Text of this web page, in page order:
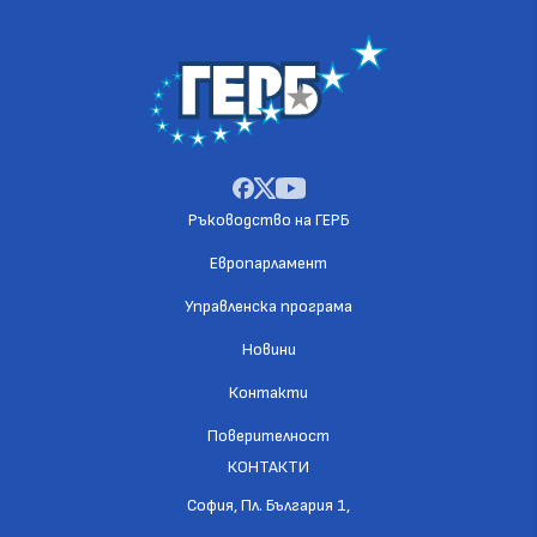
Ръководство на ГЕРБ
Европарламент
Управленска програма
Новини
Контакти
Поверителност
КОНТАКТИ
София, Пл. България 1,